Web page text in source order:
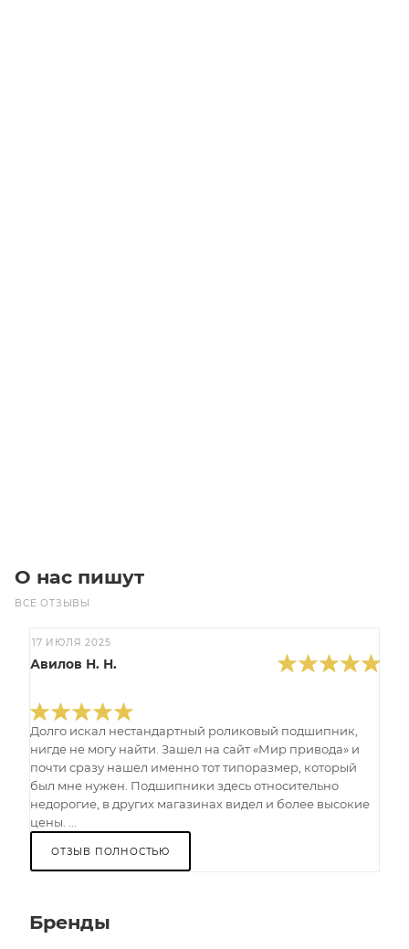
О нас пишут
ВСЕ ОТЗЫВЫ
17 ИЮЛЯ 2025
Авилов Н. Н.
Долго искал нестандартный роликовый подшипник,
нигде не могу найти. Зашел на сайт «Мир привода» и
почти сразу нашел именно тот типоразмер, который
был мне нужен. Подшипники здесь относительно
недорогие, в других магазинах видел и более высокие
цены. ...
ОТЗЫВ ПОЛНОСТЬЮ
Бренды